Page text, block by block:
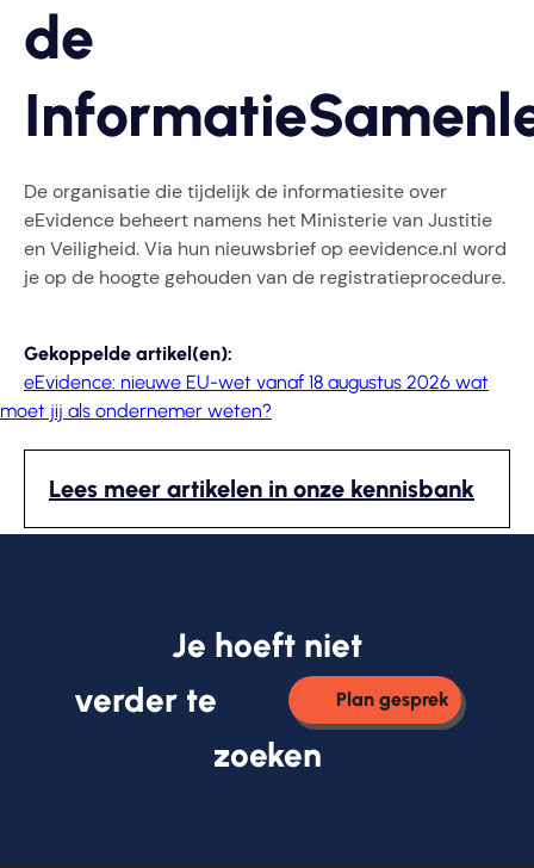
de
De organisatie die tijdelijk de informatiesite over
eEvidence beheert namens het Ministerie van Justitie
en Veiligheid. Via hun nieuwsbrief op eevidence.nl word
je op de hoogte gehouden van de registratieprocedure.
Gekoppelde artikel(en):
eEvidence: nieuwe EU-wet vanaf 18 augustus 2026 wat
moet jij als ondernemer weten?
Lees meer artikelen in onze kennisbank
Je hoeft niet
verder te
Plan gesprek
zoeken